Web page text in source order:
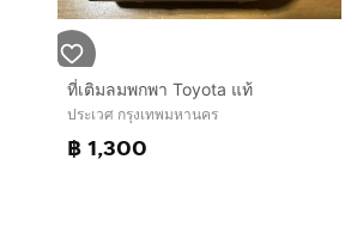
ที่เติมลมพกพา Toyota แท้
ประเวศ กรุงเทพมหานคร
฿ 1,300